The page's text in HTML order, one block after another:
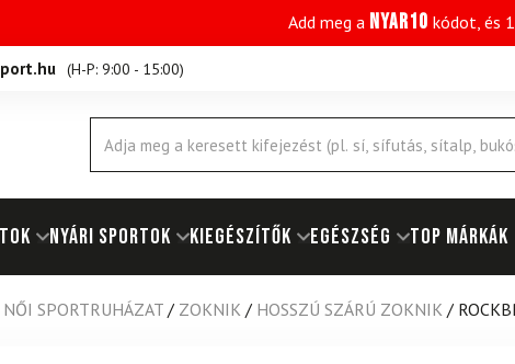
Add meg a NYAR10 kódot, és
(H-P: 9:00 - 15:00)
Products
search
NYÁRI SPORTOK KIEGÉSZÍTŐK EGÉSZSÉG Top márkák
NŐI SPORTRUHÁZAT / ZOKNIK / HOSSZÚ SZÁRÚ ZOKNIK /